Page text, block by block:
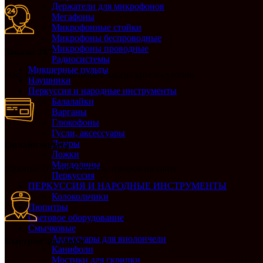
Держатели для микрофонов
Мегафоны
Микрофонные стойки
Микрофоны беспроводные
Микрофоны проводные
Радиосистемы
Микшерные пульты
Наушники
Перкуссия и народные инструменты
Балалайки
Варганы
Глюкофоны
Гусли, аксессуары
Домры
Ложки
Мандолины
Перкуссия
ПЕРКУССИЯ И НАРОДНЫЕ ИНСТРУМЕНТЫ
Колокольчики
Пюпитры
Световое оборудование
Смычковые
Аксессуары для виолончели
Канифоли
Мостики для скрипки
Заказы 24/7
Наш магазин принимает заказы круглосуточно
Онлайн оплата
Удобные способы оплаты товаров на сайте
Быстрая доставка